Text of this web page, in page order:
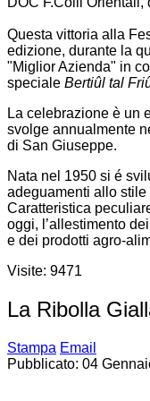
Questa vittoria alla
edizione, durante la
"Miglior Azienda" in
speciale Bertiûl tal
La celebrazione è un
svolge annualmente
di San Giuseppe.
Nata nel 1950 si é
adeguamenti allo
Caratteristica
oggi, l’allestimento
e dei prodotti agro-
Visite: 9471
La Ribolla
Stampa Email
Pubblicato: 04